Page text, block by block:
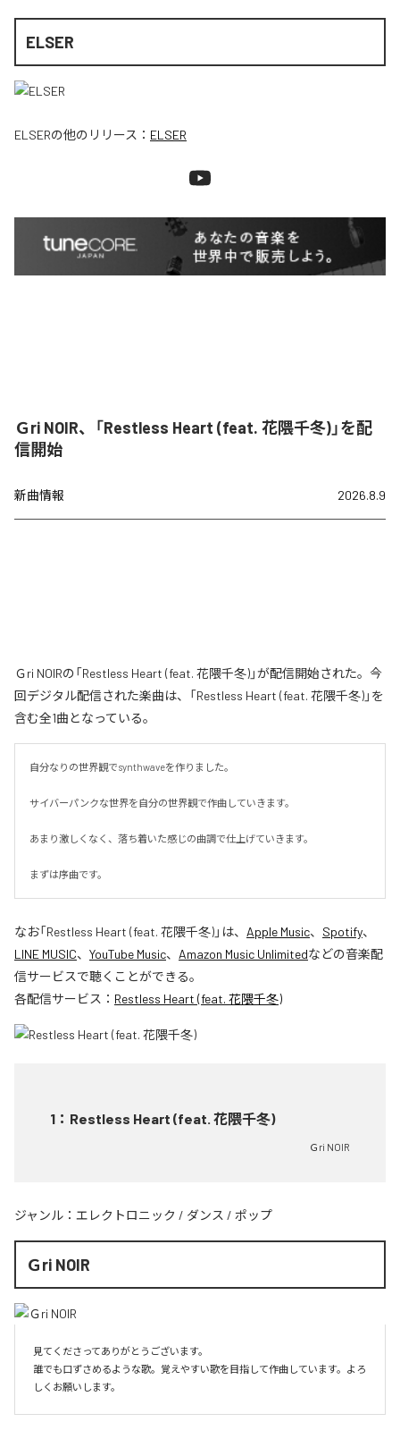
ELSER
ELSERの他のリリース： ELSER
Ｇri NOIR、「Restless Heart (feat. 花隈千冬)」を配
信開始
新曲情報 2026.8.9
Ｇri NOIRの「Restless Heart (feat. 花隈千冬)」が配信開始された。今
回デジタル配信された楽曲は、「Restless Heart (feat. 花隈千冬)」を
含む全1曲となっている。
自分なりの世界観でsynthwaveを作りました。
サイバーパンクな世界を自分の世界観で作曲していきます。
あまり激しくなく、落ち着いた感じの曲調で仕上げていきます。
まずは序曲です。
なお「Restless Heart (feat. 花隈千冬)」は、 Apple Music、 Spotify、
LINE MUSIC、 YouTube Music、 Amazon Music Unlimitedなどの音楽配
信サービスで聴くことができる。
各配信サービス： Restless Heart (feat. 花隈千冬)
1 ： Restless Heart (feat. 花隈千冬)
Ｇri NOIR
ジャンル： エレクトロニック / ダンス / ポップ
Ｇri NOIR
見てくださってありがとうございます。
誰でも口ずさめるような歌。覚えやすい歌を目指して作曲しています。よろ
しくお願いします。